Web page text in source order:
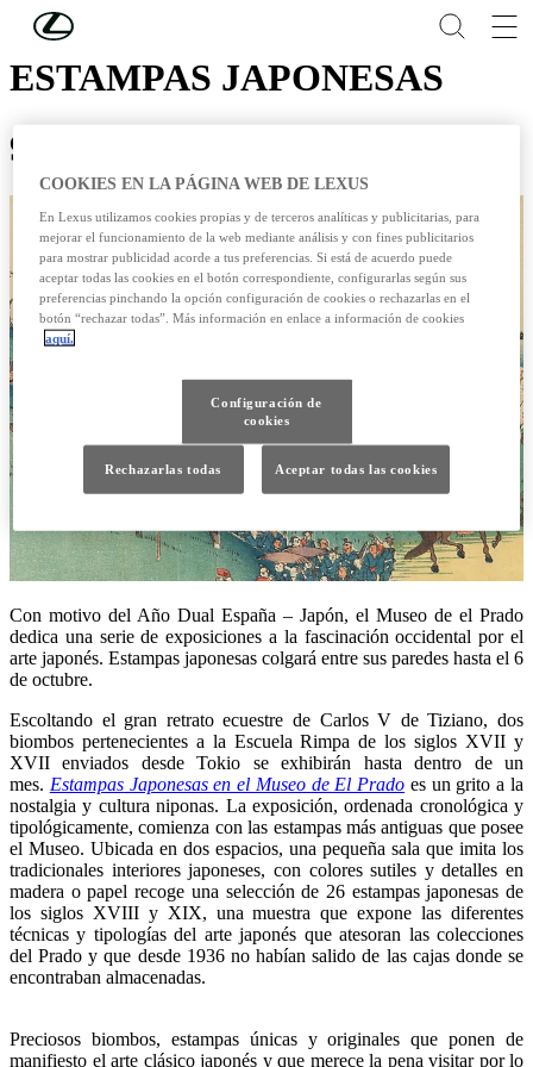
Skip to Main Content
ESTAMPAS JAPONESAS
9/09/2013
Con motivo del Año Dual España – Japón, el Museo de el Prado
dedica una serie de exposiciones a la fascinación occidental por el
arte japonés. Estampas japonesas colgará entre sus paredes hasta el 6
de octubre.
Escoltando el gran retrato ecuestre de Carlos V de Tiziano, dos
biombos pertenecientes a la Escuela Rimpa de los siglos XVII y
XVII enviados desde Tokio se exhibirán hasta dentro de un
mes. Estampas Japonesas en el Museo de El Prado es un grito a la
nostalgia y cultura niponas. La exposición, ordenada cronológica y
tipológicamente, comienza con las estampas más antiguas que posee
el Museo. Ubicada en dos espacios, una pequeña sala que imita los
tradicionales interiores japoneses, con colores sutiles y detalles en
madera o papel recoge una selección de 26 estampas japonesas de
los siglos XVIII y XIX, una muestra que expone las diferentes
técnicas y tipologías del arte japonés que atesoran las colecciones
del Prado y que desde 1936 no habían salido de las cajas donde se
encontraban almacenadas.
Preciosos biombos, estampas únicas y originales que ponen de
manifiesto el arte clásico japonés y que merece la pena visitar por lo
COOKIES EN LA PÁGINA WEB DE LEXUS
En Lexus utilizamos cookies propias y de terceros analíticas y publicitarias, para
mejorar el funcionamiento de la web mediante análisis y con fines publicitarios
para mostrar publicidad acorde a tus preferencias. Si está de acuerdo puede
aceptar todas las cookies en el botón correspondiente, configurarlas según sus
preferencias pinchando la opción configuración de cookies o rechazarlas en el
botón “rechazar todas”. Más información en enlace a información de cookies
aquí.
Configuración de
cookies
Rechazarlas todas Aceptar todas las cookies